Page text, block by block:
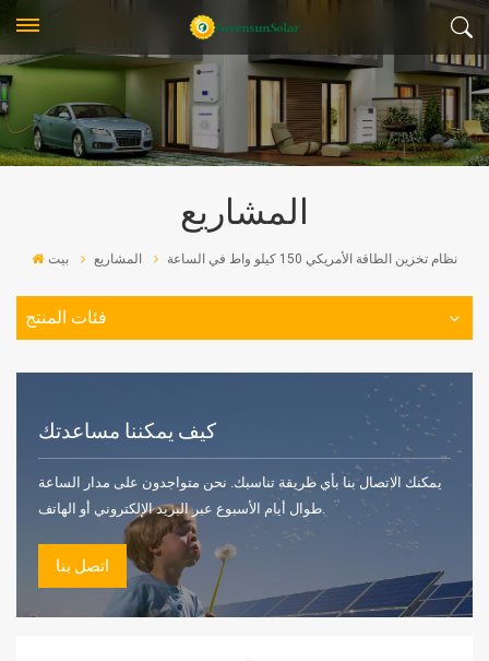
المشاريع
بيت المشاريع نظام تخزين الطاقة الأمريكي 150 كيلو واط في الساعة
فئات المنتج
كيف يمكننا مساعدتك
يمكنك الاتصال بنا بأي طريقة تناسبك. نحن متواجدون على مدار الساعة
طوال أيام الأسبوع عبر البريد الإلكتروني أو الهاتف.
اتصل بنا